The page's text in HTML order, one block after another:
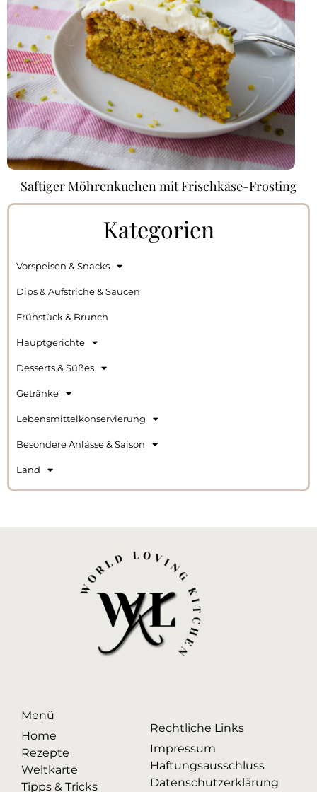
Saftiger Möhrenkuchen mit Frischkäse-Frosting
Kategorien
Vorspeisen & Snacks
Dips & Aufstriche & Saucen
Frühstück & Brunch
Hauptgerichte
Desserts & Süßes
Getränke
Lebensmittelkonservierung
Besondere Anlässe & Saison
Land
Menü
Home
Rezepte
Weltkarte
Tipps & Tricks
Rechtliche Links
Impressum
Haftungsausschluss
Datenschutzerklärung